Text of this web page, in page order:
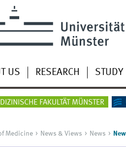
US RESEARCH STUDY
FAKULTÄT MÜNSTER
Medicine News & Views News